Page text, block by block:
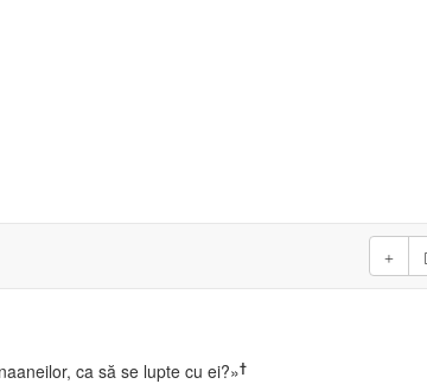
ca să se lupte cu ei?»†